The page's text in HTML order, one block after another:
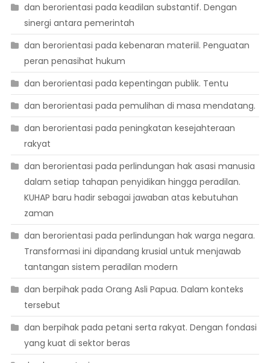
dan berorientasi pada keadilan substantif. Dengan
sinergi antara pemerintah
dan berorientasi pada kebenaran materiil. Penguatan
peran penasihat hukum
dan berorientasi pada kepentingan publik. Tentu
dan berorientasi pada pemulihan di masa mendatang.
dan berorientasi pada peningkatan kesejahteraan
rakyat
dan berorientasi pada perlindungan hak asasi manusia
dalam setiap tahapan penyidikan hingga peradilan.
KUHAP baru hadir sebagai jawaban atas kebutuhan
zaman
dan berorientasi pada perlindungan hak warga negara.
Transformasi ini dipandang krusial untuk menjawab
tantangan sistem peradilan modern
dan berpihak pada Orang Asli Papua. Dalam konteks
tersebut
dan berpihak pada petani serta rakyat. Dengan fondasi
yang kuat di sektor beras